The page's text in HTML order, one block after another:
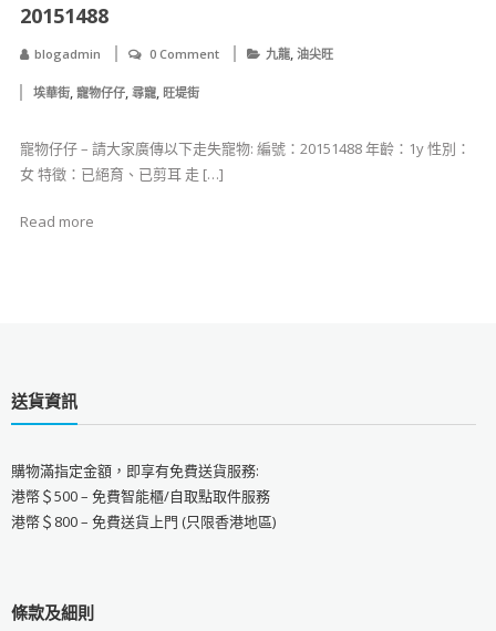
20151488
blogadmin 0 Comment 九龍, 油尖旺
埃華街, 寵物仔仔, 尋寵, 旺堤街
寵物仔仔 – 請大家廣傳以下走失寵物: 編號：20151488 年齡：1y 性別：
女 特徵：已絕育、已剪耳 走 […]
Read more
送貨資訊
購物滿指定金額，即享有免費送貨服務:
港幣＄500 – 免費智能櫃/自取點取件服務
港幣＄800 – 免費送貨上門 (只限香港地區)
條款及細則